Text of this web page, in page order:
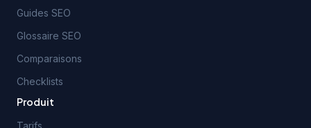
Guides SEO
Glossaire SEO
Comparaisons
Checklists
Produit
Tarifs